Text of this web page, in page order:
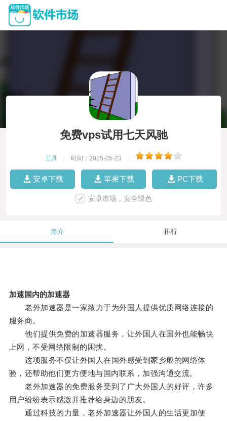
免费vps试用七天风驰
工具 时间：2025-05-23
安卓下载 苹果下载 PC下载
安卓市场，安全绿色
简介 排行
加速国内的加速器
老外加速器是一家致力于为外国人提供优质网络连接的
服务商。
他们提供免费的加速器服务，让外国人在国外也能畅快
上网，不受网络限制的困扰。
这项服务不仅让外国人在国外感受到家乡般的网络体
验，还帮助他们更方便地与国内联系，加强沟通交流。
老外加速器的免费服务受到了广大外国人的好评，许多
用户纷纷表示感激并推荐给身边的朋友。
通过科技的力量，老外加速器让外国人的生活更加便